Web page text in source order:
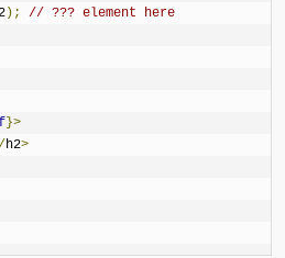
);
// ??? element here
}>
h2>